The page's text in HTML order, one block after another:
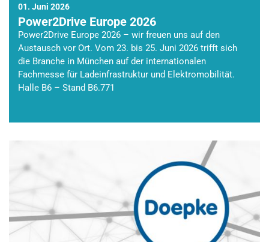
01. Juni 2026
Power2Drive Europe 2026
Power2Drive Europe 2026 – wir freuen uns auf den
Austausch vor Ort. Vom 23. bis 25. Juni 2026 trifft sich
die Branche in München auf der internationalen
Fachmesse für Ladeinfrastruktur und Elektromobilität.
Halle B6 – Stand B6.771